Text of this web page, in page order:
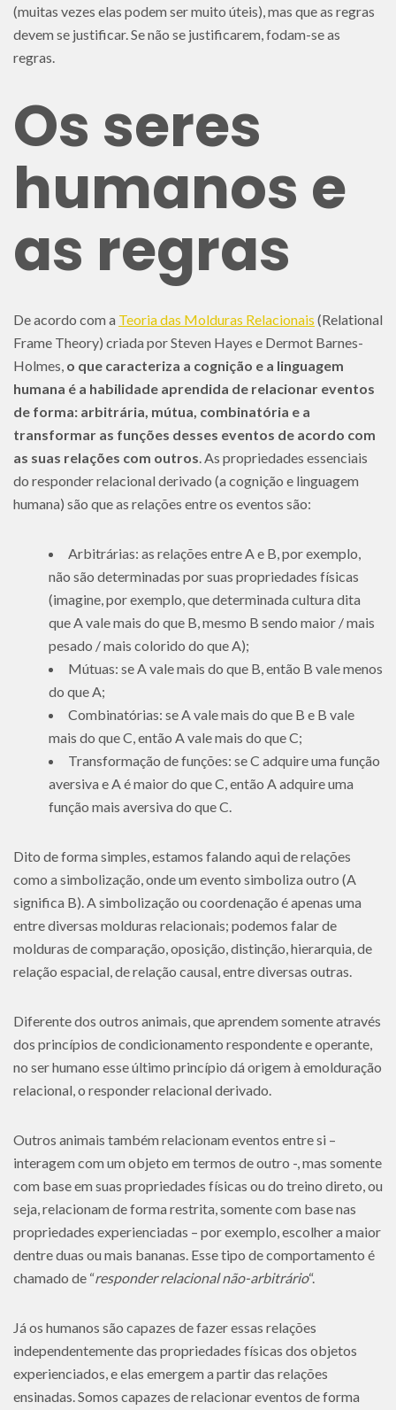
(muitas vezes elas podem ser muito úteis), mas que as regras
devem se justificar. Se não se justificarem, fodam-se as
regras.
Os seres
humanos e
as regras
De acordo com a Teoria das Molduras Relacionais (Relational
Frame Theory) criada por Steven Hayes e Dermot Barnes-
Holmes, o que caracteriza a cognição e a linguagem
humana é a habilidade aprendida de relacionar eventos
de forma: arbitrária, mútua, combinatória e a
transformar as funções desses eventos de acordo com
as suas relações com outros. As propriedades essenciais
do responder relacional derivado (a cognição e linguagem
humana) são que as relações entre os eventos são:
Arbitrárias: as relações entre A e B, por exemplo,
não são determinadas por suas propriedades físicas
(imagine, por exemplo, que determinada cultura dita
que A vale mais do que B, mesmo B sendo maior / mais
pesado / mais colorido do que A);
Mútuas: se A vale mais do que B, então B vale menos
do que A;
Combinatórias: se A vale mais do que B e B vale
mais do que C, então A vale mais do que C;
Transformação de funções: se C adquire uma função
aversiva e A é maior do que C, então A adquire uma
função mais aversiva do que C.
Dito de forma simples, estamos falando aqui de relações
como a simbolização, onde um evento simboliza outro (A
significa B). A simbolização ou coordenação é apenas uma
entre diversas molduras relacionais; podemos falar de
molduras de comparação, oposição, distinção, hierarquia, de
relação espacial, de relação causal, entre diversas outras.
Diferente dos outros animais, que aprendem somente através
dos princípios de condicionamento respondente e operante,
no ser humano esse último princípio dá origem à emolduração
relacional, o responder relacional derivado.
Outros animais também relacionam eventos entre si –
interagem com um objeto em termos de outro -, mas somente
com base em suas propriedades físicas ou do treino direto, ou
seja, relacionam de forma restrita, somente com base nas
propriedades experienciadas – por exemplo, escolher a maior
dentre duas ou mais bananas. Esse tipo de comportamento é
chamado de “responder relacional não-arbitrário“.
Já os humanos são capazes de fazer essas relações
independentemente das propriedades físicas dos objetos
experienciados, e elas emergem a partir das relações
ensinadas. Somos capazes de relacionar eventos de forma